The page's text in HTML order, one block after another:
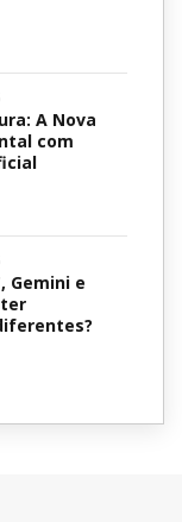
A Nova
com
Gemini e